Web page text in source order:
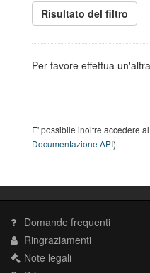
Risultato del filtro
Per favore effettua
E' possibile inoltre accedere
Documentazione API).
Domande frequenti
Ringraziamenti
Note legali